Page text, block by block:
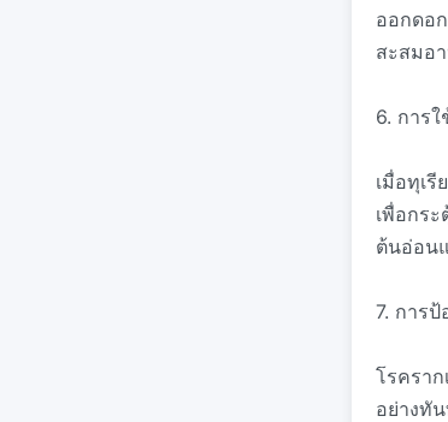
ออกดอ
สะสมอ
6. การ
เมื่อทุเ
เพื่อกร
ต้นอ่อน
7. การ
โรครา
อย่างทั